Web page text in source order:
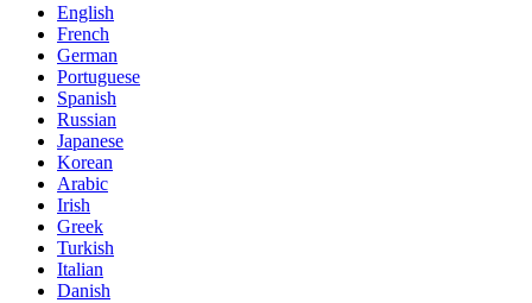
English
French
German
Portuguese
Spanish
Russian
Japanese
Korean
Arabic
Irish
Greek
Turkish
Italian
Danish